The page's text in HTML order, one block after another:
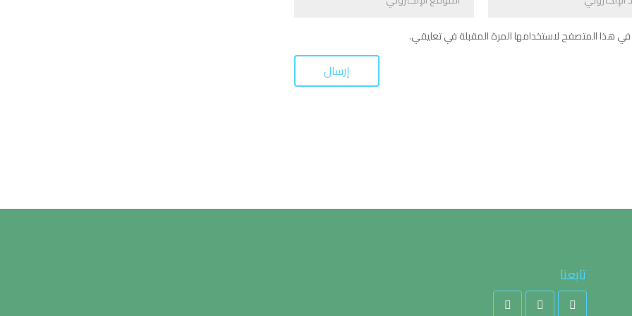
هذا المتصفح لاستخدامها المرة المقبلة في تعليقي.
تابعنا